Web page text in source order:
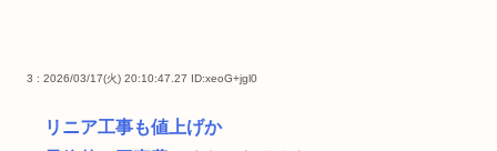
3 : 2026/03/17(火) 20:10:47.27 ID:xeoG+jgl0
リニア工事も値上げか